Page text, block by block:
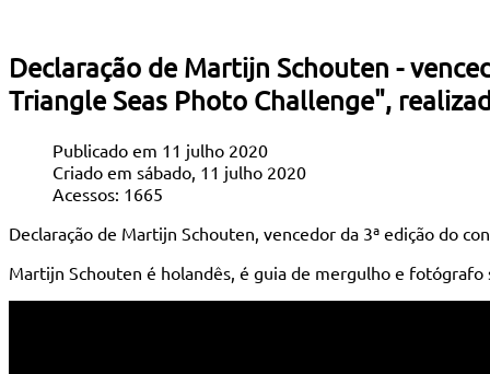
Declaração de Martijn Schouten -
Triangle Seas Photo Challenge",
Publicado em 11 julho 2020
Criado em sábado, 11 julho 2020
Acessos: 1665
Declaração de Martijn Schouten, vencedor da 3ª edição do
Martijn Schouten é holandês, é guia de mergulho e fotógrafo